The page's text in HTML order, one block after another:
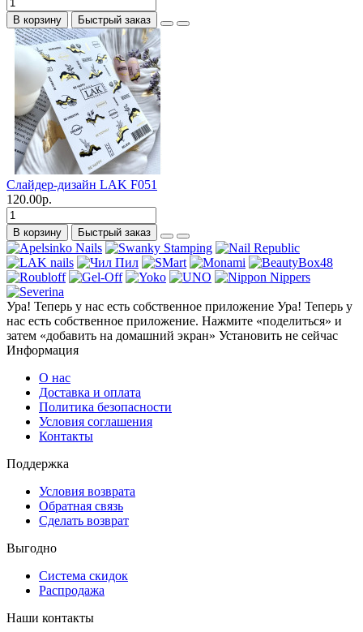
В корзину Быстрый заказ
Слайдер-дизайн LAK F051
120.00р.
В корзину Быстрый заказ
Ура! Теперь у нас есть собственное приложение Ура! Теперь у
нас есть собственное приложение. Нажмите «поделиться» и
затем «добавить на домашний экран» Установить не сейчас
Информация
О нас
Доставка и оплата
Политика безопасности
Условия соглашения
Контакты
Поддержка
Условия возврата
Обратная связь
Сделать возврат
Выгодно
Система скидок
Распродажа
Наши контакты